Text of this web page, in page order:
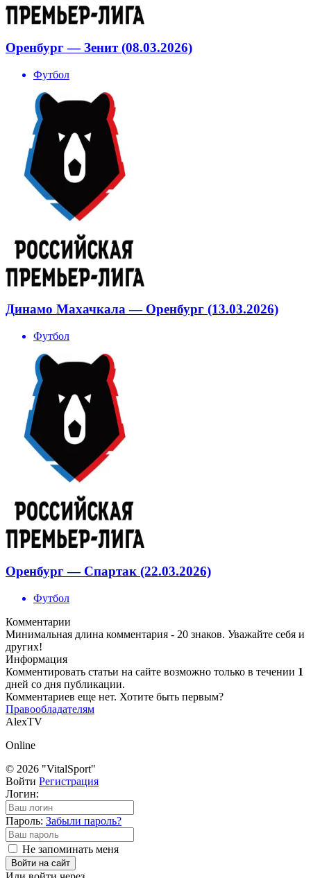
Оренбург — Зенит (08.03.2026)
Футбол
Динамо Махачкала — Оренбург (13.03.2026)
Футбол
Оренбург — Спартак (22.03.2026)
Футбол
Комментарии
Минимальная длина комментария - 20 знаков. Уважайте себя и
других!
Информация
Комментировать статьи на сайте возможно только в течении 1
дней со дня публикации.
Комментариев еще нет. Хотите быть первым?
Правообладателям
AlexTV
Online
© 2026 "VitalSport"
Войти Регистрация
Логин:
Пароль: Забыли пароль?
Не запоминать меня
Войти на сайт